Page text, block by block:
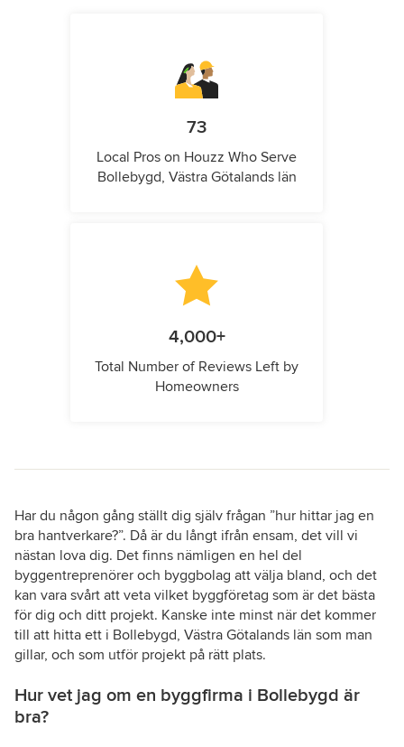
73
Local Pros on Houzz Who Serve
Bollebygd, Västra Götalands län
4,000+
Total Number of Reviews Left by
Homeowners
Har du någon gång ställt dig själv frågan ”hur hittar jag en
bra hantverkare?”. Då är du långt ifrån ensam, det vill vi
nästan lova dig. Det finns nämligen en hel del
byggentreprenörer och byggbolag att välja bland, och det
kan vara svårt att veta vilket byggföretag som är det bästa
för dig och ditt projekt. Kanske inte minst när det kommer
till att hitta ett i Bollebygd, Västra Götalands län som man
gillar, och som utför projekt på rätt plats.
Hur vet jag om en byggfirma i Bollebygd är
bra?